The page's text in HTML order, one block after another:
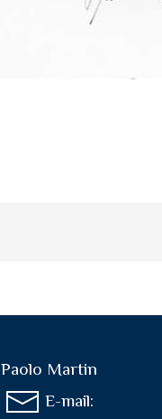
Paolo Martin
E-mail: